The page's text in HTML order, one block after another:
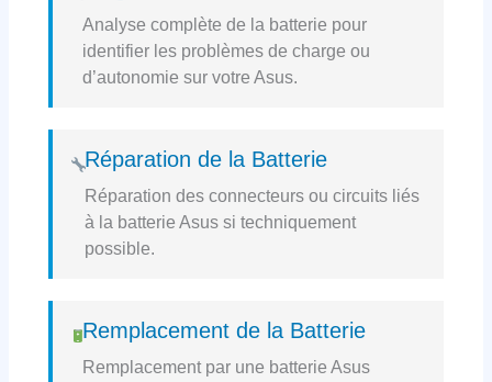
Analyse complète de la batterie pour
identifier les problèmes de charge ou
d’autonomie sur votre Asus.
Réparation de la Batterie
Réparation des connecteurs ou circuits liés
à la batterie Asus si techniquement
possible.
Remplacement de la Batterie
Remplacement par une batterie Asus